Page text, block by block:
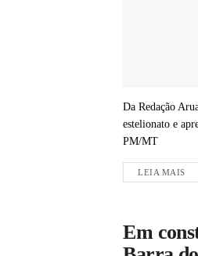
Da Redação
estelionato e
PM/MT
LEIA MAIS
Em